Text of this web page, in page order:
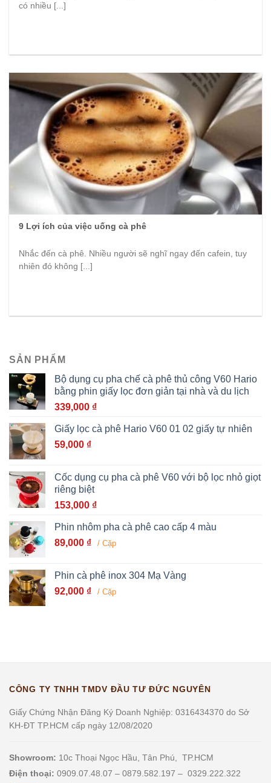
SẢN PHẨM
Bộ dụng cụ pha chế cà phê thủ công V60 Hario
bằng phin giấy lọc đơn giản tại nhà và du lịch
339,000 ₫
Giấy lọc cà phê Hario V60 01 02 giấy tự nhiên
59,000 ₫
Cốc dụng cụ pha cà phê V60 với bộ lọc nhỏ giọt
riêng biệt
153,000 ₫
Phin nhôm pha cà phê cao cấp 4 màu
89,000 ₫ / Cặp
Phin cà phê inox 304 Mạ Vàng
92,000 ₫ / Cặp
có nhiều [...]
9 Lợi ích của việc uống cà phê
Nhắc đến cà phê. Nhiều người sẽ nghĩ ngay đến cafein, tuy
nhiên đó không [...]
CÔNG TY TNHH TMDV ĐẦU TƯ ĐỨC NGUYÊN
Giấy Chứng Nhận Đăng Ký Doanh Nghiệp: 0316434370 do Sở
KH-ĐT TP.HCM cấp ngày 12/08/2020
Showroom: 10c Thoại Ngọc Hầu, Tân Phú, TP.HCM
Điện thoại: 0909.07.48.07 – 0879.582.197 – 0329.222.322